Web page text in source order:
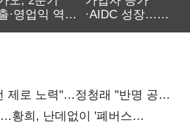
·영업익 역대
·AIDC 성장…
제로 노력"…정청래 "반명 공세
황희, 난데없이 '폐버스